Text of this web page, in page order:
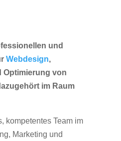
und
Webdesign,
Optimierung von
im Raum
kompetentes Team im
Marketing und